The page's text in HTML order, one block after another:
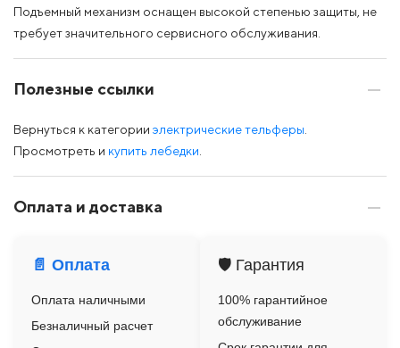
Подъемный механизм оснащен высокой степенью защиты, не
требует значительного сервисного обслуживания.
Полезные ссылки
Вернуться к категории электрические тельферы
Просмотреть и купить лебедки
Оплата и доставка
📄 Оплата
Оплата наличными
Безналичный расчет
🛡️ Гарантия
100% гарантийное
обслуживание